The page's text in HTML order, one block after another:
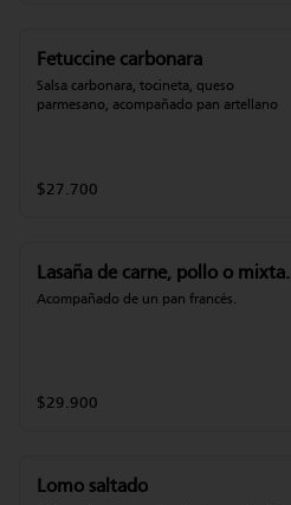
Fetuccine carbonara
Salsa carbonara, tocineta, queso
parmesano, acompañado pan artellano
$27.700
Lasaña de carne, pollo o mixta.
Acompañado de un pan francés.
$29.900
Lomo saltado